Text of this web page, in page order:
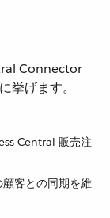
Connector
挙げます。
Central 販売注
客との同期を維